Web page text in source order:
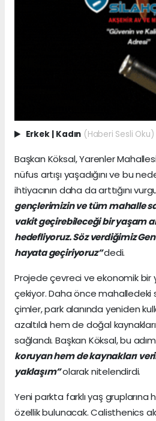
Erkek | Kadın (Haberi Sesli Oku)
Başkan Köksal, Yarenler
nüfus artışı yaşadığını ve bu
ihtiyacının daha da arttığını
gençlerimizin ve tüm mahalle
vakit geçirebileceği bir yaşam
hedefliyoruz. Söz verdiğimiz
hayata geçiriyoruz”dedi.
Projede çevreci ve ekonomik bir
çekiyor. Daha önce mahalledeki
çimler, park alanında yeniden
azaltıldı hem de doğal
sağlandı. Başkan Köksal, bu
koruyan hem de kaynakları
yaklaşım”olarak nitelendirdi.
Yeni parkta farklı yaş
özellik bulunacak. Calisthenics